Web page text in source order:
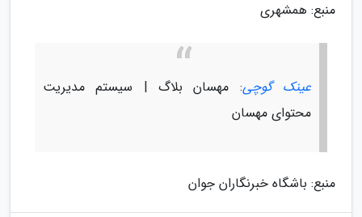
منبع: همشهری
عینک گوچی: مهسان بلاگ | سیستم مدیریت
محتوای مهسان
منبع: باشگاه خبرنگاران جوان